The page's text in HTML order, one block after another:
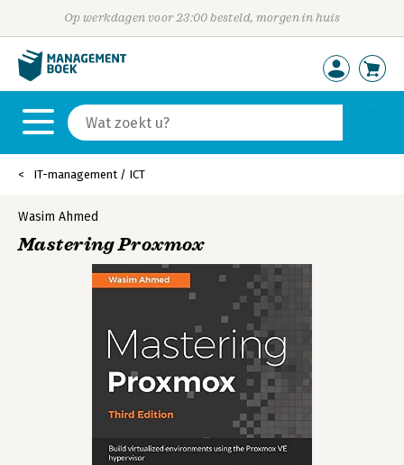
Op werkdagen voor 23:00 besteld, morgen in huis
IT-management / ICT
Wasim Ahmed
Mastering Proxmox